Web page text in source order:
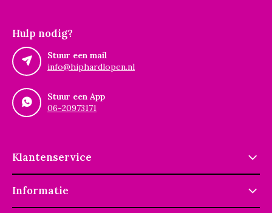
Hulp nodig?
Stuur een mail
info@hiphardlopen.nl
Stuur een App
06-20973171
Klantenservice
Informatie